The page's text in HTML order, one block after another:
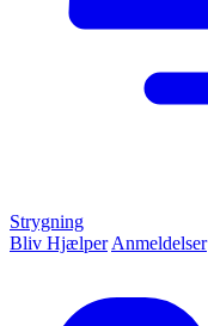
Strygning
Bliv Hjælper Anmeldelser